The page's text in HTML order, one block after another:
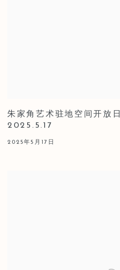
朱家角艺术驻地空间开放
2025.5.17
2025年5月17日